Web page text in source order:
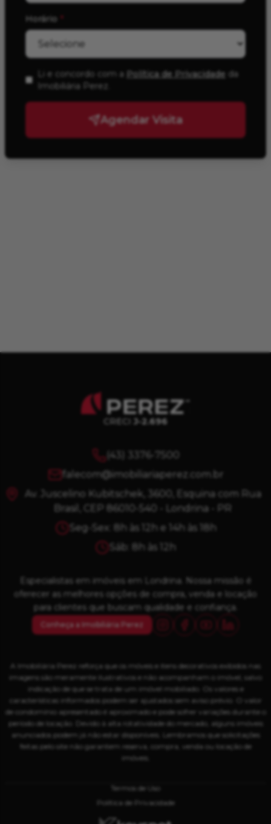
Horário *
Li e concordo com a Política de Privacidade da
Imobiliária Perez
Agendar Visita
CRECI J-2.696
(43) 3376-7500
falecom@imobiliariaperez.com.br
Av. Juscelino Kubitschek, 3600, Esquina com Rua
Brasil, CEP 86010-540 - Londrina - PR
Seg-Sex: 8h às 12h e 14h às 18h
Sáb: 8h às 12h
Especialistas em imóveis em Londrina. Nossa missão é
oferecer as melhores opções de compra, venda e locação
para clientes que buscam qualidade e confiança.
Conheça a Imobiliária Perez
A Imobiliária Perez reforça que os móveis e itens decorativos exibidos nas
imagens são meramente ilustrativos e não acompanham o imóvel, salvo
indicação de que se trata de um imóvel mobiliado. Os valores e
características informados podem ser ajustados sem aviso prévio. O valor
de condomínio apresentado é aproximado e pode sofrer variações durante o
período de locação. Devido à alta rotatividade do mercado, alguns imóveis
anunciados podem já não estar disponíveis. Lembramos que solicitações
feitas pelo site não garantem reserva, compra, venda ou locação de
imóveis.
Termos de Uso
Política de Privacidade